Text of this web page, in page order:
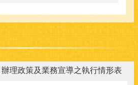
理政策及業務宣導之執行情形表